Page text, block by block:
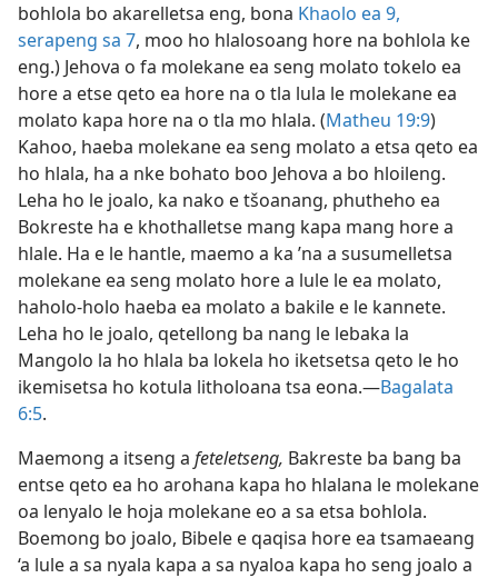
bohlola bo akarelletsa eng, bona Khaolo ea 9,
serapeng sa 7, moo ho hlalosoang hore na bohlola ke
eng.) Jehova o fa molekane ea seng molato tokelo ea
hore a etse qeto ea hore na o tla lula le molekane ea
molato kapa hore na o tla mo hlala. (Matheu 19:9)
Kahoo, haeba molekane ea seng molato a etsa qeto ea
ho hlala, ha a nke bohato boo Jehova a bo hloileng.
Leha ho le joalo, ka nako e tšoanang, phutheho ea
Bokreste ha e khothalletse mang kapa mang hore a
hlale. Ha e le hantle, maemo a ka ’na a susumelletsa
molekane ea seng molato hore a lule le ea molato,
haholo-holo haeba ea molato a bakile e le kannete.
Leha ho le joalo, qetellong ba nang le lebaka la
Mangolo la ho hlala ba lokela ho iketsetsa qeto le ho
ikemisetsa ho kotula litholoana tsa eona.—Bagalata
6:5.
Maemong a itseng a feteletseng, Bakreste ba bang ba
entse qeto ea ho arohana kapa ho hlalana le molekane
oa lenyalo le hoja molekane eo a sa etsa bohlola.
Boemong bo joalo, Bibele e qaqisa hore ea tsamaeang
‘a lule a sa nyala kapa a sa nyaloa kapa ho seng joalo a